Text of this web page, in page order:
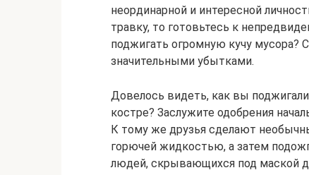
неординарной и интересной
травку, то готовьтесь к
поджигать огромную кучу мусора?
значительными убытками.
Довелось видеть, как вы
костре? Заслужите одобрения
К тому же друзья сделают
горючей жидкостью, а затем
людей, скрывающихся под маской